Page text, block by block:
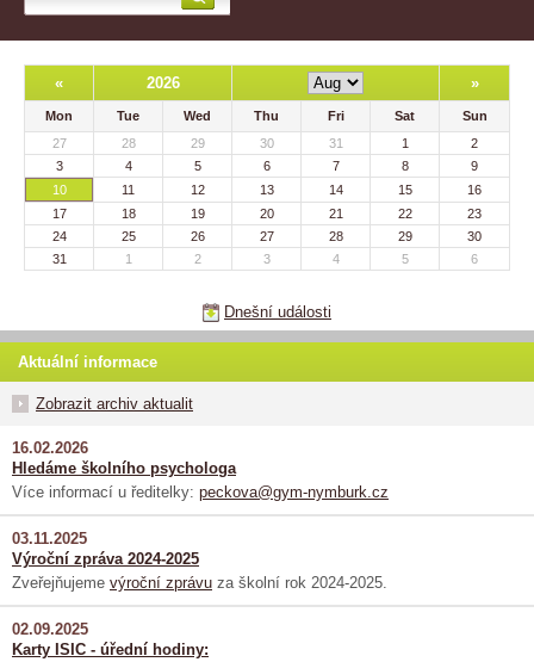
« 2026 »
Mon Tue Wed Thu Fri Sat
Sun
27
28 29 30 31 1
2
3
4 5 6 7 8
9
10
11 12 13 14 15
16
17
18 19 20 21 22
23
24
25 26 27 28 29
30
31
1 2 3 4 5 6
Dnešní události
Aktuální informace
Zobrazit archiv aktualit
16.02.2026
Hledáme školního psychologa
Více informací u ředitelky: peckova@gym-nymburk.cz
03.11.2025
Výroční zpráva 2024-2025
Zveřejňujeme výroční zprávu za školní rok 2024-2025.
02.09.2025
Karty ISIC - úřední hodiny: